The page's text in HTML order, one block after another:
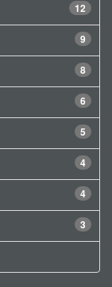
12
9
8
6
5
4
4
3